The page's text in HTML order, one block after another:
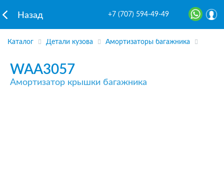
Назад +7 (707) 594-49-49
Каталог Детали кузова Амортизаторы багажника
WAA3057
Амортизатор крышки багажника